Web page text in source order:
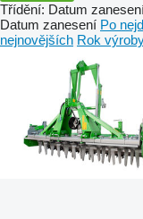
Třídění: Datum
Datum zanesení Po
nejnovějších Rok